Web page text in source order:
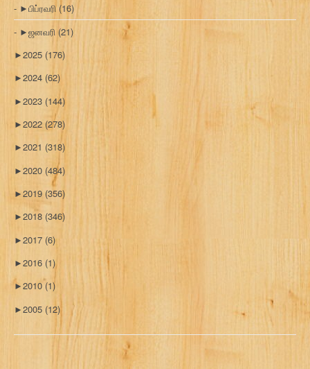
►பிப்ரவரி (16)
►ஜனவரி (21)
►2025 (176)
►2024 (62)
►2023 (144)
►2022 (278)
►2021 (318)
►2020 (484)
►2019 (356)
►2018 (346)
►2017 (6)
►2016 (1)
►2010 (1)
►2005 (12)